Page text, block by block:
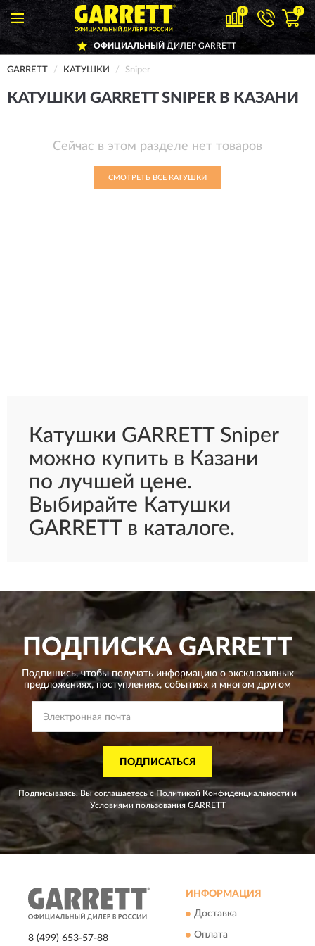
0 0
ОФИЦИАЛЬНЫЙДИЛЕР GARRETT
GARRETT КАТУШКИ Sniper
КАТУШКИ GARRETT SNIPER В КАЗАНИ
Сейчас в этом разделе нет товаров
СМОТРЕТЬ ВСЕ КАТУШКИ
Катушки GARRETT Sniper
можно купить в Казани
по лучшей цене.
Выбирайте Катушки
GARRETT в каталоге.
ПОДПИСКАGARRETT
Подпишись, чтобы получать информацию о эксклюзивных
предложениях,поступлениях, событиях и многом другом
ПОДПИСАТЬСЯ
Подписываясь, Вы соглашаетесь сПолитикой Конфиденциальности и
Условиями пользованияGARRETT
8 (499) 653-57-88
ИНФОРМАЦИЯ
Доставка
Оплата